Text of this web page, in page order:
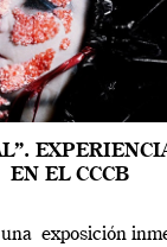
EN EL CCCB
exposición